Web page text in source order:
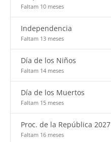
Faltam 10 meses
Independencia
Faltam 13 meses
Día de los Niños
Faltam 14 meses
Día de los Muertos
Faltam 15 meses
Proc. de la República 2027
Faltam 16 meses